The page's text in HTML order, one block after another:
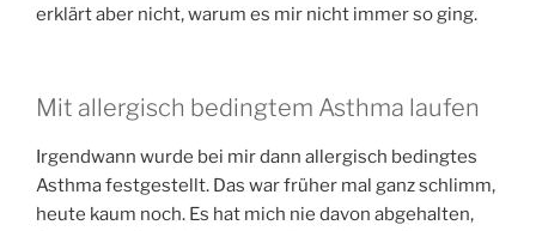
erklärt aber nicht, warum es mir nicht immer so ging.
Mit allergisch bedingtem Asthma laufen
Irgendwann wurde bei mir dann allergisch bedingtes
Asthma festgestellt. Das war früher mal ganz schlimm,
heute kaum noch. Es hat mich nie davon abgehalten,